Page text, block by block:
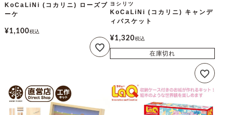
KoCaLiNi (コカリニ) ローズブ
ーケ
¥1,100税込
ヨシリツ
KoCaLiNi (コカリニ) キャンデ
ィバスケット
¥1,320税込
在庫切れ